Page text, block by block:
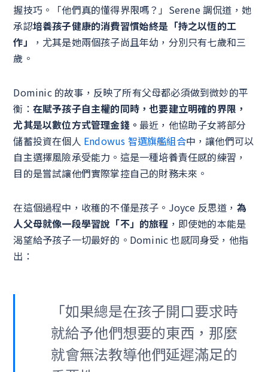
握技巧。「他們真的懂得界限嗎？」Serene 調侃道，她
承認培養孩子健康的消費習慣始終是「持之以恆的工
作」
，尤其是她兩個孩子尚且年幼，分別只有七歲和三
歲。
Dominic 的故事，反映了所有父母都必須做到微妙的平
衡： 在賦予孩子自主權的同時，也要建立明確的界限，
尤其是以數位方式管理金錢。 最近，他協助子女將部分
儲蓄投資在個人 Endowus 智選旗艦組合中，讓他們可以
自主選擇風險承受能力。這是一種培養責任感的練習，
目的是嘗試讓他們實際掌控自己的財務未來。
在這個過程中，收穫的不僅是孩子。Joyce 反思道， 為
人父母就像一段學習說「不」的旅程 ，即使她的本能是
渴望給予孩子一切最好的。Dominic 也感同身受，他指
出：
「如果總是在孩子開口要求時
就給予他們想要的東西，那麼
就會無法教導他們延遲滿足的